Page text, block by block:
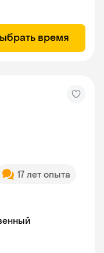
время
17 лет опыта